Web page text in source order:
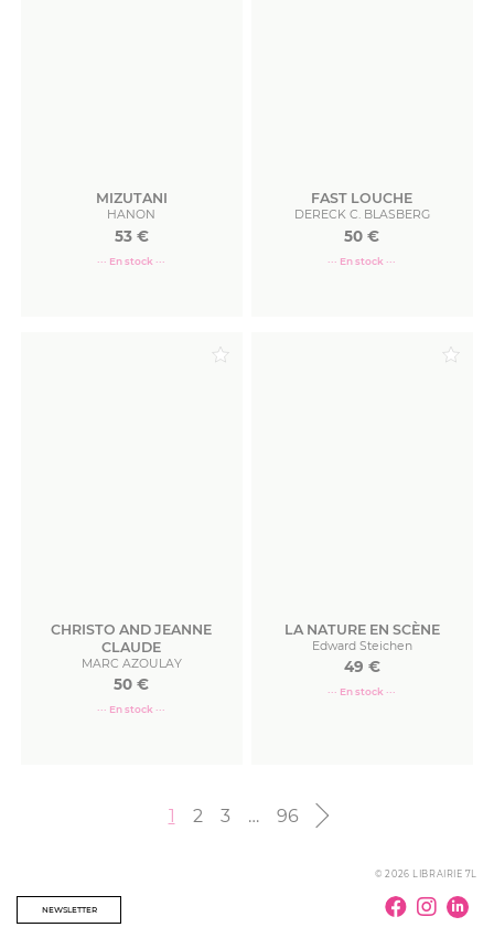
NEWSLETTER
MIZUTANI
HANON
53 €
··· En stock ···
FAST LOUCHE
DERECK C. BLASBERG
50€
··· En stock ···
CHRISTO AND JEANNE
CLAUDE
MARC AZOULAY
50€
··· En stock ···
LA NATURE EN SCÈNE
Edward Steichen
49 €
··· En stock ···
1 2 3 … 96
© 2026 LIBRAIRIE 7L